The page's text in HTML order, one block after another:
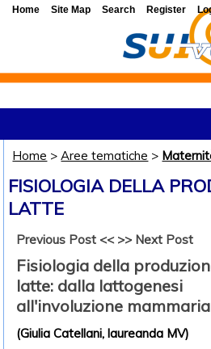
Home >Aree tematiche >
FISIOLOGIA DELLA
LATTE
Previous Post << >> Next Post
Fisiologia della
latte: dalla lattogenesi
all'involuzione mammaria
(Giulia Catellani, laureanda MV)
Home Site Map Search Register